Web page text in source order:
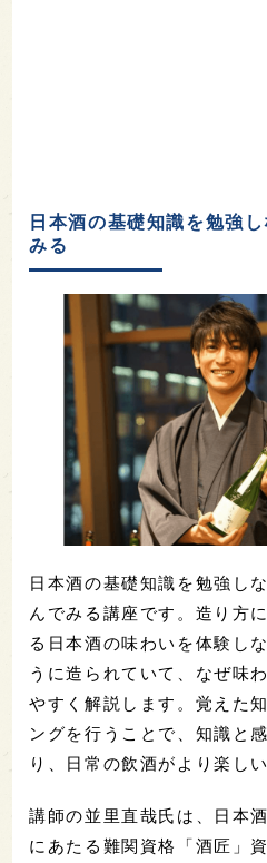
日本酒の基礎知識を勉強
みる
日本酒の基礎知識を勉強し
んでみる講座です。造り方
る日本酒の味わいを体験し
うに造られていて、なぜ味
やすく解説します。覚えた
ングを行うことで、知識と
り、日常の飲酒がより楽し
講師の並里直哉氏は、日本
にあたる難関資格「酒匠」